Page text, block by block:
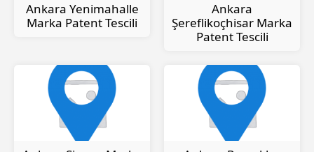
Ankara Yenimahalle
Marka Patent Tescili
Ankara
Şereflikoçhisar Marka
Patent Tescili